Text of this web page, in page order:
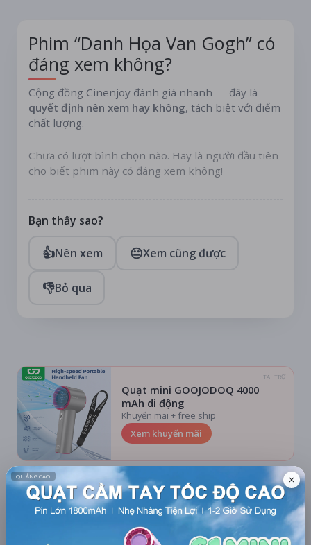
Phim “Danh Họa Van Gogh” có
đáng xem không?
Cộng đồng Cinenjoy đánh giá nhanh — đây là
quyết định nên xem hay không, tách biệt với điểm
chất lượng.
Chưa có lượt bình chọn nào. Hãy là người đầu tiên
cho biết phim này có đáng xem không!
Bạn thấy sao?
👍Nên xem 😐Xem cũng được
👎Bỏ qua
TÀI TRỢ
Quạt mini GOOJODOQ 4000
mAh di động
Khuyến mãi + free ship
Xem khuyến mãi